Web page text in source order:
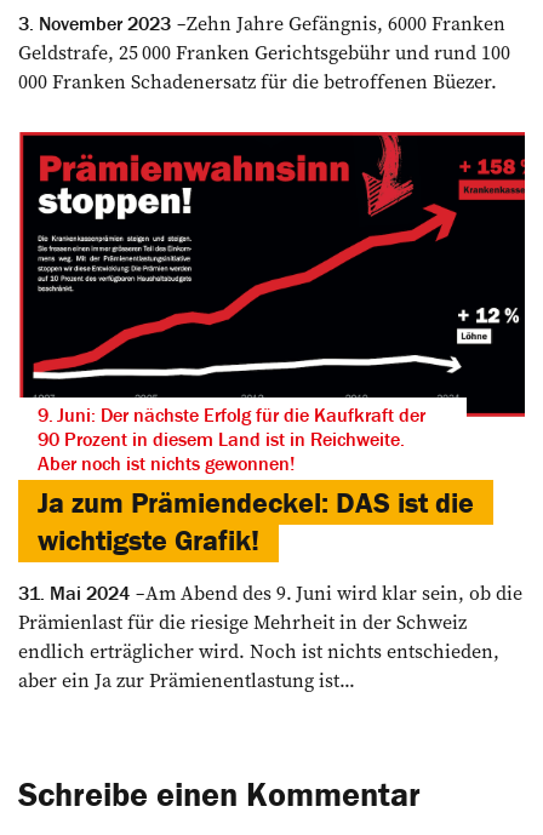
3. November 2023
Zehn Jahre Gefängnis, 6000 Franken
Geldstrafe, 25 000 Franken Gerichtsgebühr und rund 100
000 Franken Schadenersatz für die ­betroffenen Büezer.
9. Juni: Der nächste Erfolg für die Kaufkraft der
90 Prozent in diesem Land ist in Reichweite.
Aber noch ist nichts gewonnen!
Ja zum Prämiendeckel: DAS ist die
wichtigste Grafik!
31. Mai 2024
Am Abend des 9. Juni wird klar sein, ob die
Prämienlast für die riesige Mehrheit in der Schweiz
endlich erträglicher wird. Noch ist nichts entschieden,
aber ein Ja zur Prämienentlastung ist...
Schreibe einen Kommentar